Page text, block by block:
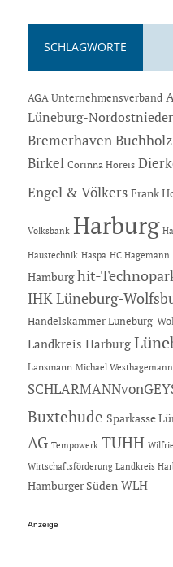
SCHLAGWORTE
AGA Unternehmensverband
Lüneburg-
Bremerhaven Buchholz
Birkel Corinna Horeis
Engel & Völkers Frank
Volksbank Harburg
Haustechnik Haspa HC Hagemann
Hamburg hit-
IHK Lüneburg-
Handelskammer Lüneburg-
Landkreis Harburg
Lansmann Michael Westhagemann
Buxtehude Sparkasse
AG Tempowerk TUHH
Wirtschaftsförderung Landkreis
Hamburger Süden WLH
Anzeige